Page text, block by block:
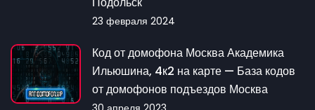
23 февраля 2024
Код от домофона Москва Академика
Ильюшина, 4к2 на карте — База кодов
от домофонов подъездов Москва